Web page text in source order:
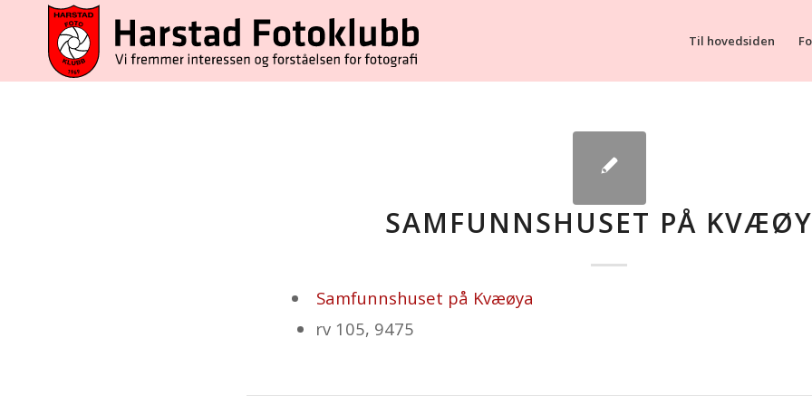
Til hovedsiden
SAMFUNNSHUSET PÅ
Samfunnshuset på Kvæøya
rv 105, 9475